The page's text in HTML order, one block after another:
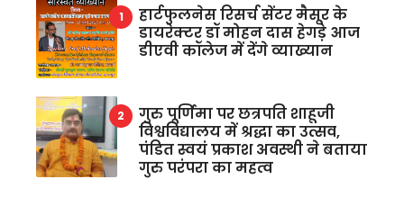
हार्टफुलनेस रिसर्च सेंटर मैसूर के
डायरेक्टर डॉ मोहन दास हेगड़े आज
डीएवी कॉलेज में देंगे व्याख्यान
गुरु पूर्णिमा पर छत्रपति शाहूजी
विश्वविद्यालय में श्रद्धा का उत्सव,
पंडित स्वयं प्रकाश अवस्थी ने बताया
गुरु परंपरा का महत्व